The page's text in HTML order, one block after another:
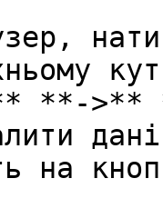
**->**
на